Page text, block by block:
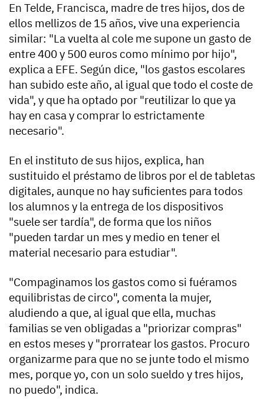
En Telde, Francisca, madre de tres hijos, dos de
ellos mellizos de 15 años, vive una experiencia
similar: "La vuelta al cole me supone un gasto de
entre 400 y 500 euros como mínimo por hijo",
explica a EFE. Según dice, "los gastos escolares
han subido este año, al igual que todo el coste de
vida", y que ha optado por "reutilizar lo que ya
hay en casa y comprar lo estrictamente
necesario".
En el instituto de sus hijos, explica, han
sustituido el préstamo de libros por el de tabletas
digitales, aunque no hay suficientes para todos
los alumnos y la entrega de los dispositivos
"suele ser tardía", de forma que los niños
"pueden tardar un mes y medio en tener el
material necesario para estudiar".
"Compaginamos los gastos como si fuéramos
equilibristas de circo", comenta la mujer,
aludiendo a que, al igual que ella, muchas
familias se ven obligadas a "priorizar compras"
en estos meses y "prorratear los gastos. Procuro
organizarme para que no se junte todo el mismo
mes, porque yo, con un solo sueldo y tres hijos,
no puedo", indica.